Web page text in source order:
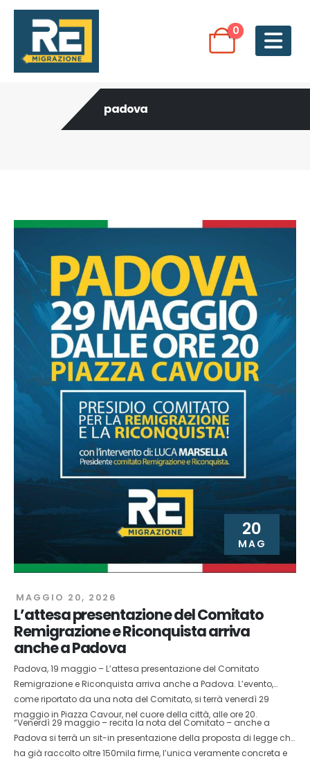
0
padova
Post Archive
20
MAG
MAGGIO 20, 2026
L’attesa presentazione del Comitato
Remigrazione e Riconquista arriva
anche a Padova
Padova, 19 maggio – L’attesa presentazione del Comitato
Remigrazione e Riconquista arriva anche a Padova. L’evento,
come riportato da una nota del Comitato, si terrà venerdì 29
maggio in Piazza Cavour, nel cuore della città, alle ore 20.
“Venerdì 29 maggio – recita la nota del Comitato – anche a
Padova si terrà un sit-in presentazione della proposta di legge che
ha già raccolto oltre 150mila firme, l’unica veramente concreta e